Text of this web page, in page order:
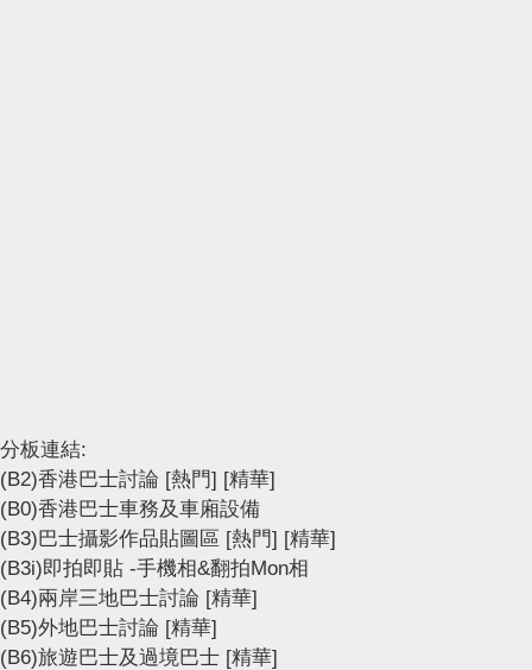
分板連結:
(B2)香港巴士討論 [熱門] [精華]
(B0)香港巴士車務及車廂設備
(B3)巴士攝影作品貼圖區 [熱門] [精華]
(B3i)即拍即貼 -手機相&翻拍Mon相
(B4)兩岸三地巴士討論 [精華]
(B5)外地巴士討論 [精華]
(B6)旅遊巴士及過境巴士 [精華]